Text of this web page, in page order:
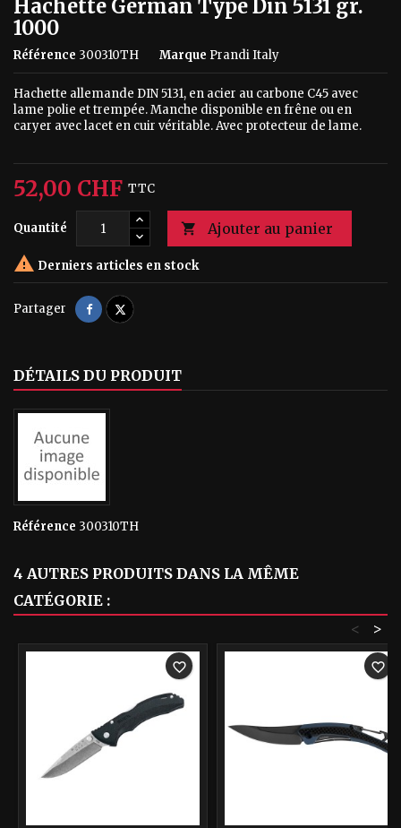
Hachette German Type Din 5131 gr.
1000
Référence 300310TH Marque Prandi Italy
Hachette allemande DIN 5131, en acier au carbone C45 avec
lame polie et trempée. Manche disponible en frêne ou en
caryer avec lacet en cuir véritable. Avec protecteur de lame.
52,00 CHF TTC
Quantité  Ajouter au panier
 Derniers articles en stock
Partager PartagerTweet
DÉTAILS DU PRODUIT
Référence 300310TH
4 AUTRES PRODUITS DANS LA MÊME
CATÉGORIE :
>
<
favorite_border favorite_border